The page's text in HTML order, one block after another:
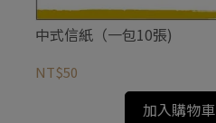
中式信紙（一包10張)
NT$50
加入購物車